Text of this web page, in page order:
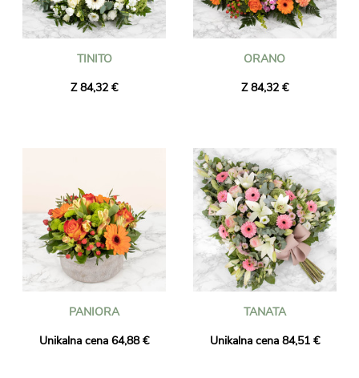
TINITO
Z 84,32 €
ORANO
Z 84,32 €
PANIORA
Unikalna cena 64,88 €
TANATA
Unikalna cena 84,51 €